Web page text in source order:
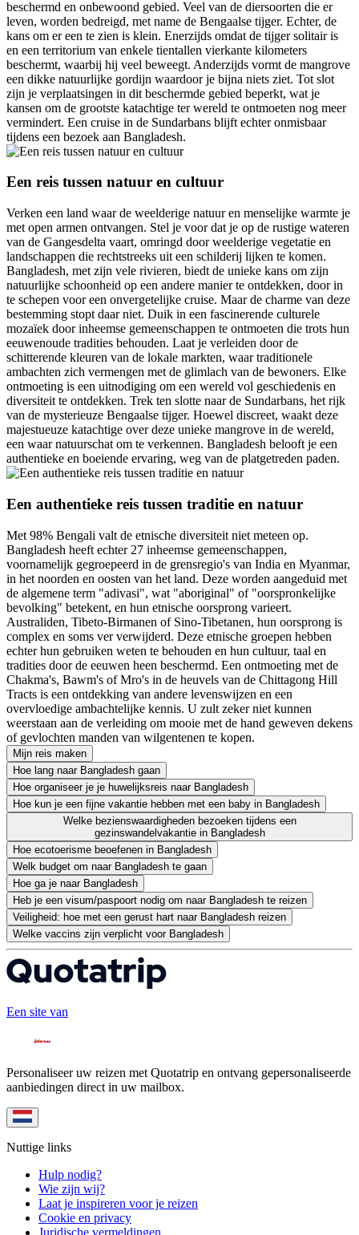
beschermd en onbewoond gebied. Veel van de diersoorten die er
leven, worden bedreigd, met name de Bengaalse tijger. Echter, de
kans om er een te zien is klein. Enerzijds omdat de tijger solitair is
en een territorium van enkele tientallen vierkante kilometers
beschermt, waarbij hij veel beweegt. Anderzijds vormt de mangrove
een dikke natuurlijke gordijn waardoor je bijna niets ziet. Tot slot
zijn je verplaatsingen in dit beschermde gebied beperkt, wat je
kansen om de grootste katachtige ter wereld te ontmoeten nog meer
vermindert. Een cruise in de Sundarbans blijft echter onmisbaar
tijdens een bezoek aan Bangladesh.
Een reis tussen natuur en cultuur
Verken een land waar de weelderige natuur en menselijke warmte je
met open armen ontvangen. Stel je voor dat je op de rustige wateren
van de Gangesdelta vaart, omringd door weelderige vegetatie en
landschappen die rechtstreeks uit een schilderij lijken te komen.
Bangladesh, met zijn vele rivieren, biedt de unieke kans om zijn
natuurlijke schoonheid op een andere manier te ontdekken, door in
te schepen voor een onvergetelijke cruise. Maar de charme van deze
bestemming stopt daar niet. Duik in een fascinerende culturele
mozaïek door inheemse gemeenschappen te ontmoeten die trots hun
eeuwenoude tradities behouden. Laat je verleiden door de
schitterende kleuren van de lokale markten, waar traditionele
ambachten zich vermengen met de glimlach van de bewoners. Elke
ontmoeting is een uitnodiging om een wereld vol geschiedenis en
diversiteit te ontdekken. Trek ten slotte naar de Sundarbans, het rijk
van de mysterieuze Bengaalse tijger. Hoewel discreet, waakt deze
majestueuze katachtige over deze unieke mangrove in de wereld,
een waar natuurschat om te verkennen. Bangladesh belooft je een
authentieke en boeiende ervaring, weg van de platgetreden paden.
Een authentieke reis tussen traditie en natuur
Met 98% Bengali valt de etnische diversiteit niet meteen op.
Bangladesh heeft echter 27 inheemse gemeenschappen,
voornamelijk gegroepeerd in de grensregio's van India en Myanmar,
in het noorden en oosten van het land. Deze worden aangeduid met
de algemene term "adivasi", wat "aboriginal" of "oorspronkelijke
bevolking" betekent, en hun etnische oorsprong varieert.
Australiden, Tibeto-Birmanen of Sino-Tibetanen, hun oorsprong is
complex en soms ver verwijderd. Deze etnische groepen hebben
echter hun gebruiken weten te behouden en hun cultuur, taal en
tradities door de eeuwen heen beschermd. Een ontmoeting met de
Chakma's, Bawm's of Mro's in de heuvels van de Chittagong Hill
Tracts is een ontdekking van andere levenswijzen en een
overvloedige ambachtelijke kennis. U zult zeker niet kunnen
weerstaan aan de verleiding om mooie met de hand geweven dekens
of gevlochten manden van wilgentenen te kopen.
Mijn reis maken
Hoe lang naar Bangladesh gaan
Hoe organiseer je je huwelijksreis naar Bangladesh
Hoe kun je een fijne vakantie hebben met een baby in Bangladesh
Welke bezienswaardigheden bezoeken tijdens een
gezinswandelvakantie in Bangladesh
Hoe ecotoerisme beoefenen in Bangladesh
Welk budget om naar Bangladesh te gaan
Hoe ga je naar Bangladesh
Heb je een visum/paspoort nodig om naar Bangladesh te reizen
Veiligheid: hoe met een gerust hart naar Bangladesh reizen
Welke vaccins zijn verplicht voor Bangladesh
Een site van
Personaliseer uw reizen met Quotatrip en ontvang gepersonaliseerde
aanbiedingen direct in uw mailbox.
Nuttige links
Hulp nodig?
Wie zijn wij?
Laat je inspireren voor je reizen
Cookie en privacy